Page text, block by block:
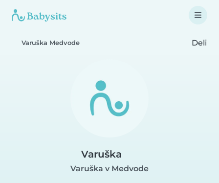
Varuška Medvode Deli
Varuška
Varuška v Medvode